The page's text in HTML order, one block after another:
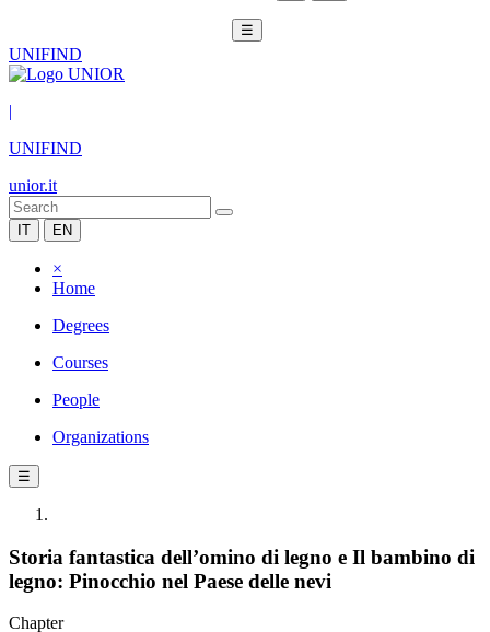
☰
UNIFIND
|
UNIFIND
unior.it
IT EN
×
Home
Degrees
Courses
People
Organizations
☰
Storia fantastica dell’omino di legno e Il bambino di
legno: Pinocchio nel Paese delle nevi
Chapter